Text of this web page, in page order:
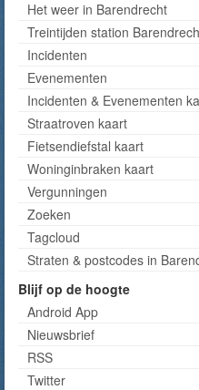
Het weer in Barendrecht
Treintijden station
Incidenten
Evenementen
Incidenten & Evenementen
Straatroven kaart
Fietsendiefstal kaart
Woninginbraken kaart
Vergunningen
Zoeken
Tagcloud
Straten & postcodes in
Blijf op de hoogte
Android App
Nieuwsbrief
RSS
Twitter